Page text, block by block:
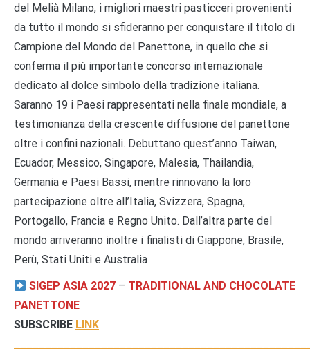
del Melià Milano, i migliori maestri pasticceri provenienti
da tutto il mondo si sfideranno per conquistare il titolo di
Campione del Mondo del Panettone, in quello che si
conferma il più importante concorso internazionale
dedicato al dolce simbolo della tradizione italiana.
Saranno 19 i Paesi rappresentati nella finale mondiale, a
testimonianza della crescente diffusione del panettone
oltre i confini nazionali. Debuttano quest’anno Taiwan,
Ecuador, Messico, Singapore, Malesia, Thailandia,
Germania e Paesi Bassi, mentre rinnovano la loro
partecipazione oltre all’Italia, Svizzera, Spagna,
Portogallo, Francia e Regno Unito. Dall’altra parte del
mondo arriveranno inoltre i finalisti di Giappone, Brasile,
Perù, Stati Uniti e Australia
SIGEP ASIA 2027 – TRADITIONAL AND CHOCOLATE
PANETTONE
SUBSCRIBE LINK